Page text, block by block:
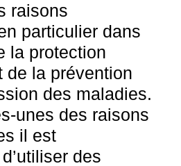
raisons
particulier dans
la protection
de la prévention
des maladies.
unes des raisons
il est
des